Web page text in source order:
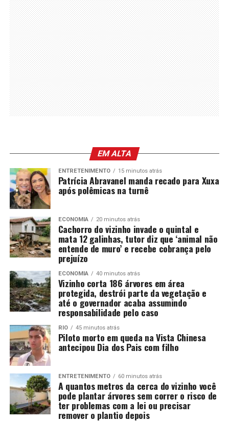
EM ALTA
ENTRETENIMENTO 15 minutos atrás
Patrícia Abravanel manda recado para Xuxa
após polêmicas na turnê
ECONOMIA 20 minutos atrás
Cachorro do vizinho invade o quintal e
mata 12 galinhas, tutor diz que ‘animal não
entende de muro’ e recebe cobrança pelo
prejuízo
ECONOMIA 40 minutos atrás
Vizinho corta 186 árvores em área
protegida, destrói parte da vegetação e
até o governador acaba assumindo
responsabilidade pelo caso
RIO 45 minutos atrás
Piloto morto em queda na Vista Chinesa
antecipou Dia dos Pais com filho
ENTRETENIMENTO 60 minutos atrás
A quantos metros da cerca do vizinho você
pode plantar árvores sem correr o risco de
ter problemas com a lei ou precisar
remover o plantio depois